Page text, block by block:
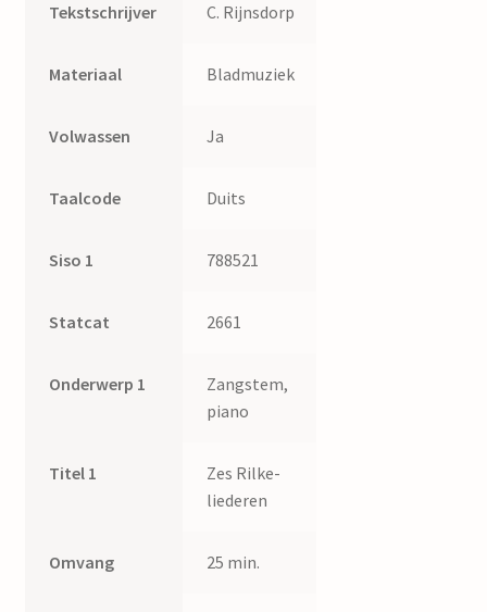
Tekstschrijver C. Rijnsdorp
Materiaal Bladmuziek
Volwassen Ja
Taalcode Duits
Siso 1 788521
Statcat 2661
Onderwerp 1
Zangstem,
piano
Titel 1
Zes Rilke-
liederen
Omvang 25 min.